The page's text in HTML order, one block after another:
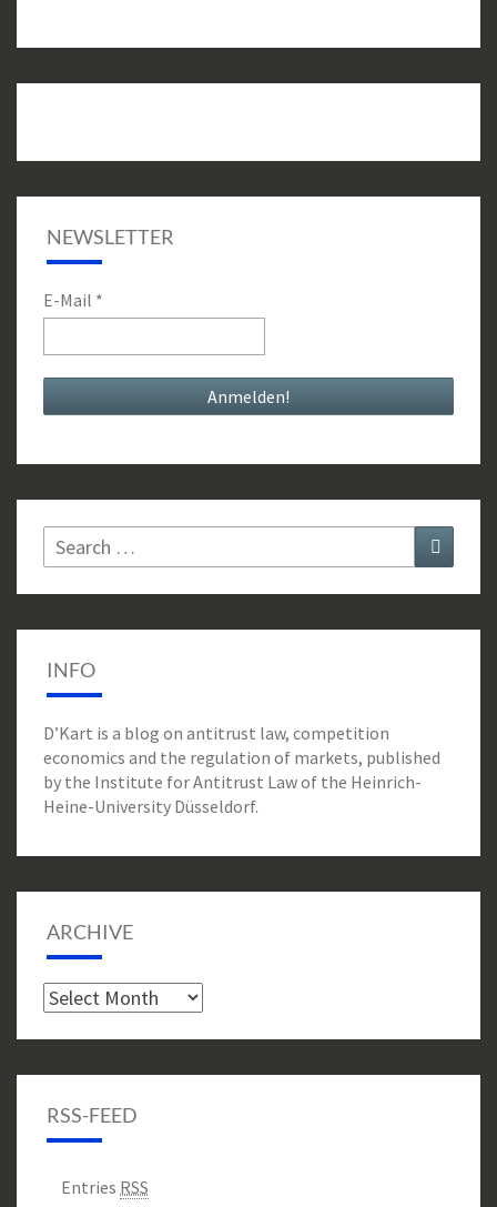
NEWSLETTER
E-Mail *
Search
for:
Search
INFO
D’Kart is a blog on antitrust law, competition
economics and the regulation of markets, published
by the Institute for Antitrust Law of the Heinrich-
Heine-University Düsseldorf.
ARCHIVE
Archive
RSS-FEED
Entries RSS